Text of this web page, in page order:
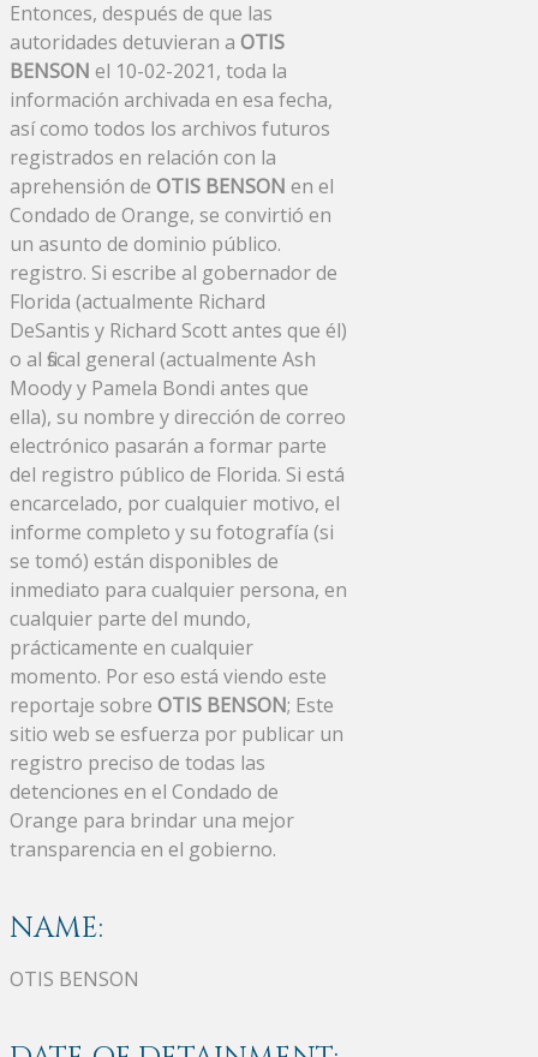
Entonces, después de que las
autoridades detuvieran a OTIS
BENSON el 10-02-2021, toda la
información archivada en esa fecha,
así como todos los archivos futuros
registrados en relación con la
aprehensión de OTIS BENSON en el
Condado de Orange, se convirtió en
un asunto de dominio público.
registro. Si escribe al gobernador de
Florida (actualmente Richard
DeSantis y Richard Scott antes que él)
o al fiscal general (actualmente Ash
Moody y Pamela Bondi antes que
ella), su nombre y dirección de correo
electrónico pasarán a formar parte
del registro público de Florida. Si está
encarcelado, por cualquier motivo, el
informe completo y su fotografía (si
se tomó) están disponibles de
inmediato para cualquier persona, en
cualquier parte del mundo,
prácticamente en cualquier
momento. Por eso está viendo este
reportaje sobre OTIS BENSON; Este
sitio web se esfuerza por publicar un
registro preciso de todas las
detenciones en el Condado de
Orange para brindar una mejor
transparencia en el gobierno.
NAME:
OTIS BENSON